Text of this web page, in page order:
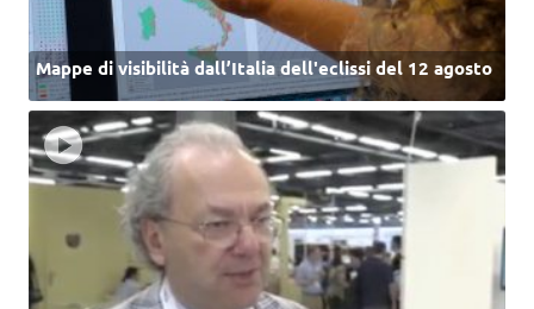
Mappe di visibilità dall’Italia dell'eclissi del 12 agosto